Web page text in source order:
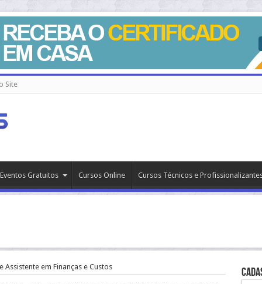
Site
Gratuitos Cursos Online Cursos Técnicos e
em Finanças e Custos